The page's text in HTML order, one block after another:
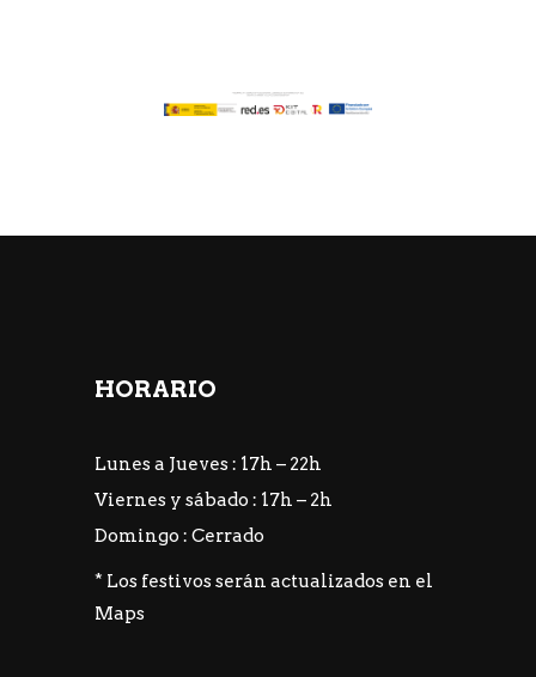
HORARIO
Lunes a Jueves : 17h – 22h
Viernes y sábado : 17h – 2h
Domingo : Cerrado
* Los festivos serán actualizados en el
Maps